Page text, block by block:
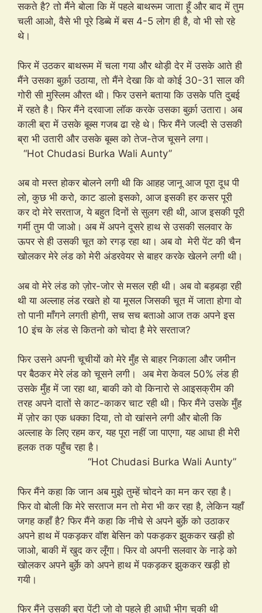
सकते है? तो मैंने बोला कि में पहले बाथरूम जाता हूँ और बाद में तुम
चली आओ, वैसे भी पूरे डिब्बे में बस 4-5 लोग ही है, वो भी सो रहे
थे।
फिर में उठकर बाथरूम में चला गया और थोड़ी देर में उसके आते ही
मैंने उसका बुर्क़ा उठाया, तो मैंने देखा कि वो कोई 30-31 साल की
गोरी सी मुस्लिम औरत थी। फिर उसने बताया कि उसके पति दुबई
में रहते है। फिर मैंने दरवाजा लॉक करके उसका बुर्क़ा उतारा। अब
काली ब्रा में उसके बूब्स गजब ढा रहे थे। फिर मैंने जल्दी से उसकी
ब्रा भी उतारी और उसके बूब्स को तेज-तेज चूसने लगा।
“Hot Chudasi Burka Wali Aunty”
अब वो मस्त होकर बोलने लगी थी कि आहह जानू आज पूरा दूध पी
लो, कुछ भी करो, काट डालो इसको, आज इसकी हर कसर पूरी
कर दो मेरे सरताज, ये बहुत दिनों से सुलग रही थी, आज इसकी पूरी
गर्मी तुम पी जाओ। अब में अपने दूसरे हाथ से उसकी सलवार के
ऊपर से ही उसकी चूत को रगड़ रहा था। अब वो मेरी पेंट की चैन
खोलकर मेरे लंड को मेरी अंडरवेयर से बाहर करके खेलने लगी थी।
अब वो मेरे लंड को ज़ोर-जोर से मसल रही थी। अब वो बड़बड़ा रही
थी या अल्लाह लंड रखते हो या मूसल जिसकी चूत में जाता होगा वो
तो पानी माँगने लगती होगी, सच सच बताओ आज तक अपने इस
10 इंच के लंड से कितनो को चोदा है मेरे सरताज?
फिर उसने अपनी चूचीयों को मेरे मुँह से बाहर निकाला और जमीन
पर बैठकर मेरे लंड को चूसने लगी। अब मेरा केवल 50% लंड ही
उसके मुँह में जा रहा था, बाकी को वो किनारो से आइसक्रीम की
तरह अपने दातों से काट-काकर चाट रही थी। फिर मैंने उसके मुँह
में ज़ोर का एक धक्का दिया, तो वो खांसने लगी और बोली कि
अल्लाह के लिए रहम कर, यह पूरा नहीं जा पाएगा, यह आधा ही मेरी
हलक तक पहुँच रहा है।
“Hot Chudasi Burka Wali Aunty”
फिर मैंने कहा कि जान अब मुझे तुम्हें चोदने का मन कर रहा है।
फिर वो बोली कि मेरे सरताज मन तो मेरा भी कर रहा है, लेकिन यहाँ
जगह कहाँ है? फिर मैंने कहा कि नीचे से अपने बुर्क़े को उठाकर
अपने हाथ में पकड़कर वॉश बेसिन को पकड़कर झुककर खड़ी हो
जाओ, बाकी में खुद कर लूँगा। फिर वो अपनी सलवार के नाड़े को
खोलकर अपने बुर्क़े को अपने हाथ में पकड़कर झुककर खड़ी हो
गयी।
फिर मैंने उसकी ब्रा पेंटी जो वो पहले ही आधी भीग चुकी थी